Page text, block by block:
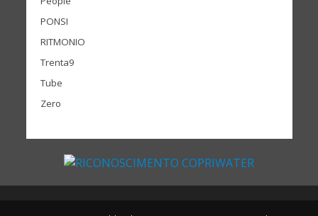
PONSI
RITMONIO
Trenta9
Tube
Zero